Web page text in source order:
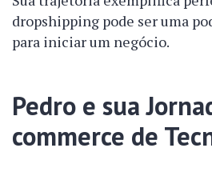
dropshipping pode ser uma
para iniciar um negócio.
Pedro e sua
commerce de